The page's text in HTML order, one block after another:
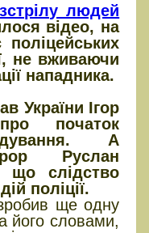
людей
відео, на
не вживаючи
нападника.
України Ігор
початок
А
Руслан
що слідство
поліції.
ще одну
його словами,